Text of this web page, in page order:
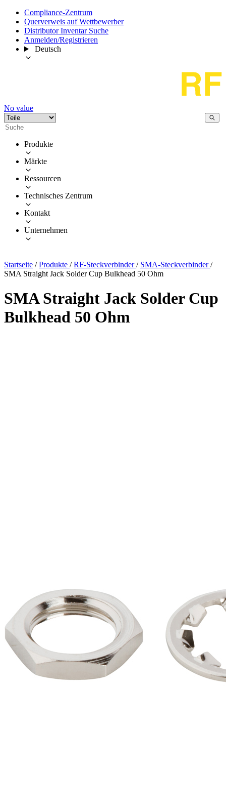
Compliance-Zentrum
Querverweis auf Wettbewerber
Distributor Inventar Suche
Anmelden/Registrieren
Deutsch
No value
Produkte
Märkte
Ressourcen
Technisches Zentrum
Kontakt
Unternehmen
Startseite / Produkte / RF-Steckverbinder/ SMA-Steckverbinder/
SMA Straight Jack Solder Cup Bulkhead 50 Ohm
SMA Straight Jack Solder Cup
Bulkhead 50 Ohm